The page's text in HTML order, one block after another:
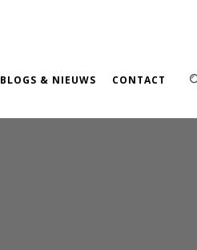
BLOGS & NIEUWS CONTACT